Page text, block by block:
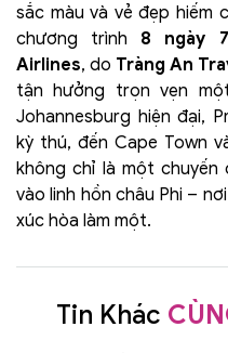
sắc màu và vẻ đẹp hiếm
chương trình 8 ngày
Airlines, do Tràng An
tận hưởng trọn vẹn
Johannesburg hiện đại,
kỳ thú, đến Cape Town
không chỉ là một chuyến
vào linh hồn châu Phi –
xúc hòa làm một.
Tin Khác